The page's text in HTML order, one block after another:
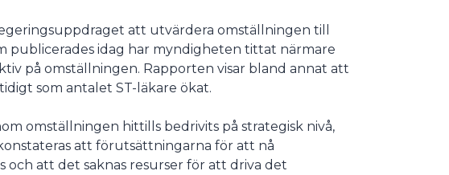
att utvärdera omställningen till
publicerades idag har myndigheten tittat närmare
på omställningen. Rapporten visar bland annat att
som antalet ST-läkare ökat.
omställningen hittills bedrivits på strategisk nivå,
att förutsättningarna för att nå
att det saknas resurser för att driva det